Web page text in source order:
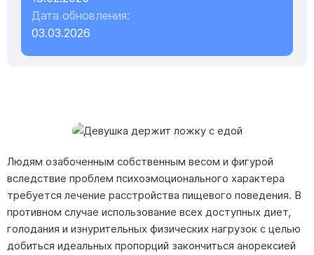
Дата обновления:
03.03.2026
Людям озабоченным собственным весом и фигурой
вследствие проблем психоэмоционального характера
требуется лечение расстройства пищевого поведения. В
противном случае использование всех доступных диет,
голодания и изнурительных физических нагрузок с целью
добиться идеальных пропорций закончиться анорексией